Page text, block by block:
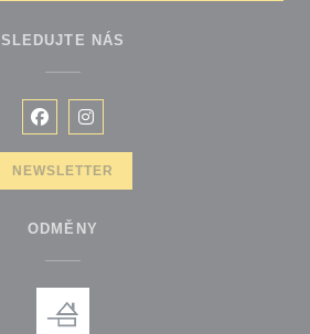
SLEDUJTE NÁS
Facebook ((otevře se v novém
Instagram ((otevře se v
NEWSLETTER
ODMĚNY